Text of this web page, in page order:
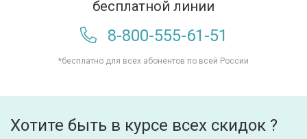
бесплатной линии
8-800-555-61-51
*бесплатно для всех абонентов по всей России
Хотите быть в курсе всех скидок ?